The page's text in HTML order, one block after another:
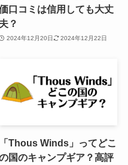
口コミは信用しても大丈
夫？
2024年12月20日 2024年12月22日
「Thous Winds」ってどこ
国のキャンプギア？高評